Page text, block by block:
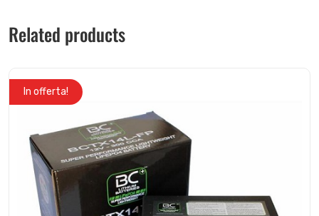
Related products
In offerta!